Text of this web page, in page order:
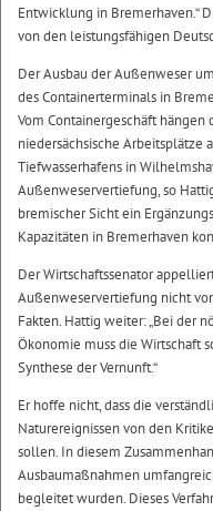
Entwicklung in Bremerhaven.“
von den leistungsfähigen
Der Ausbau der Außenweser
des Containerterminals in
Vom Containergeschäft
niedersächsische Arbeitsplätze
Tiefwasserhafens in
Außenweservertiefung, so
bremischer Sicht ein
Kapazitäten in Bremerhaven
Der Wirtschaftssenator
Außenweservertiefung nicht
Fakten. Hattig weiter: „Bei der
Ökonomie muss die Wirtschaft
Synthese der Vernunft.“
Er hoffe nicht, dass die
Naturereignissen von den
sollen. In diesem
Ausbaumaßnahmen
begleitet wurden. Dieses